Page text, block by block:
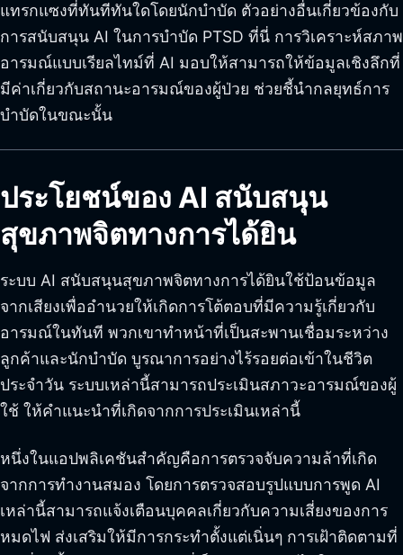
แทรกแซงที่ทันทีทันใดโดยนักบำบัด ตัวอย่างอื่นเกี่ยวข้องกับ
การสนับสนุน AI ในการบำบัด PTSD ที่นี่ การวิเคราะห์สภาพ
อารมณ์แบบเรียลไทม์ที่ AI มอบให้สามารถให้ข้อมูลเชิงลึกที่
มีค่าเกี่ยวกับสถานะอารมณ์ของผู้ป่วย ช่วยชี้นำกลยุทธ์การ
บำบัดในขณะนั้น
ประโยชน์ของ AI สนับสนุน
สุขภาพจิตทางการได้ยิน
ระบบ AI สนับสนุนสุขภาพจิตทางการได้ยินใช้ป้อนข้อมูล
จากเสียงเพื่ออำนวยให้เกิดการโต้ตอบที่มีความรู้เกี่ยวกับ
อารมณ์ในทันที พวกเขาทำหน้าที่เป็นสะพานเชื่อมระหว่าง
ลูกค้าและนักบำบัด บูรณาการอย่างไร้รอยต่อเข้าในชีวิต
ประจำวัน ระบบเหล่านี้สามารถประเมินสภาวะอารมณ์ของผู้
ใช้ ให้คำแนะนำที่เกิดจากการประเมินเหล่านี้
หนึ่งในแอปพลิเคชันสำคัญคือการตรวจจับความล้าที่เกิด
จากการทำงานสมอง โดยการตรวจสอบรูปแบบการพูด AI
เหล่านี้สามารถแจ้งเตือนบุคคลเกี่ยวกับความเสี่ยงของการ
หมดไฟ ส่งเสริมให้มีการกระทำตั้งแต่เนิ่นๆ การเฝ้าติดตามที่